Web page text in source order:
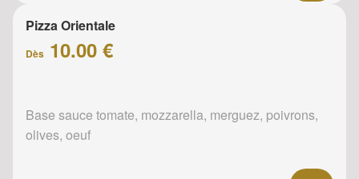
Pizza Orientale
Dès 10.00 €
Base sauce tomate, mozzarella, merguez, poivrons,
olives, oeuf